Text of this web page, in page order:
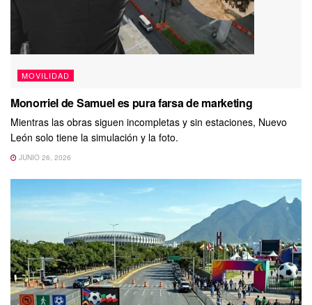
MOVILIDAD
Monorriel de Samuel es pura farsa de marketing
Mientras las obras siguen incompletas y sin estaciones, Nuevo
León solo tiene la simulación y la foto.
JUNIO 26, 2026